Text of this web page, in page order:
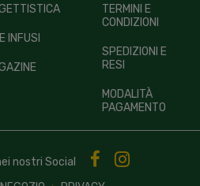
INFUSI
TERMINI E
CONDIZIONI
SPEDIZIONI E
RESI
MODALITÀ
PAGAMENTO
nostri Social